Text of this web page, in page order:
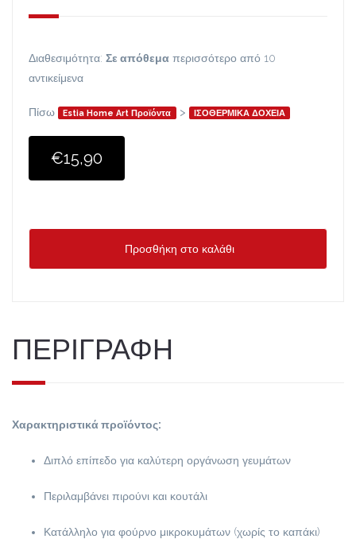
Διαθεσιμότητα: Σε απόθεμα περισσότερο από 10
αντικείμενα
Πίσω Estia Home Art Προϊόντα > ΙΣΟΘΕΡΜΙΚΑ ΔΟΧΕΙΑ
€15,90
Προσθήκη στο καλάθι
ΠΕΡΙΓΡΑΦΗ
Χαρακτηριστικά προϊόντος:
Διπλό επίπεδο για καλύτερη οργάνωση γευμάτων
Περιλαμβάνει πιρούνι και κουτάλι
Κατάλληλο για φούρνο μικροκυμάτων (χωρίς το καπάκι)